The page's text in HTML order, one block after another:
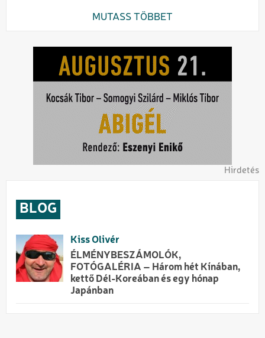
MUTASS TÖBBET
Hirdetés
BLOG
Kiss Olivér
ÉLMÉNYBESZÁMOLÓK,
FOTÓGALÉRIA – Három hét Kínában,
kettő Dél-Koreában és egy hónap
Japánban